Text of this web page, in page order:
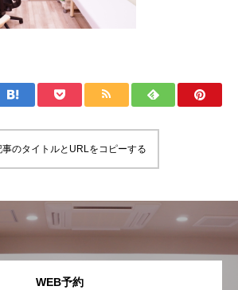
事のタイトルとURLをコピーする
WEB予約